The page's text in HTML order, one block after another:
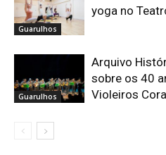
Guarulhos
yoga no
Guarulhos
Arquivo
sobre os 40
Violeiros